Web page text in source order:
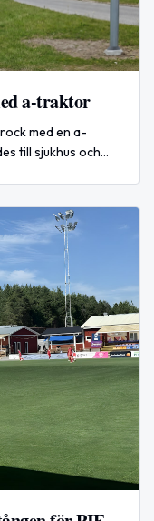
a-traktor
med en a-
till sjukhus och